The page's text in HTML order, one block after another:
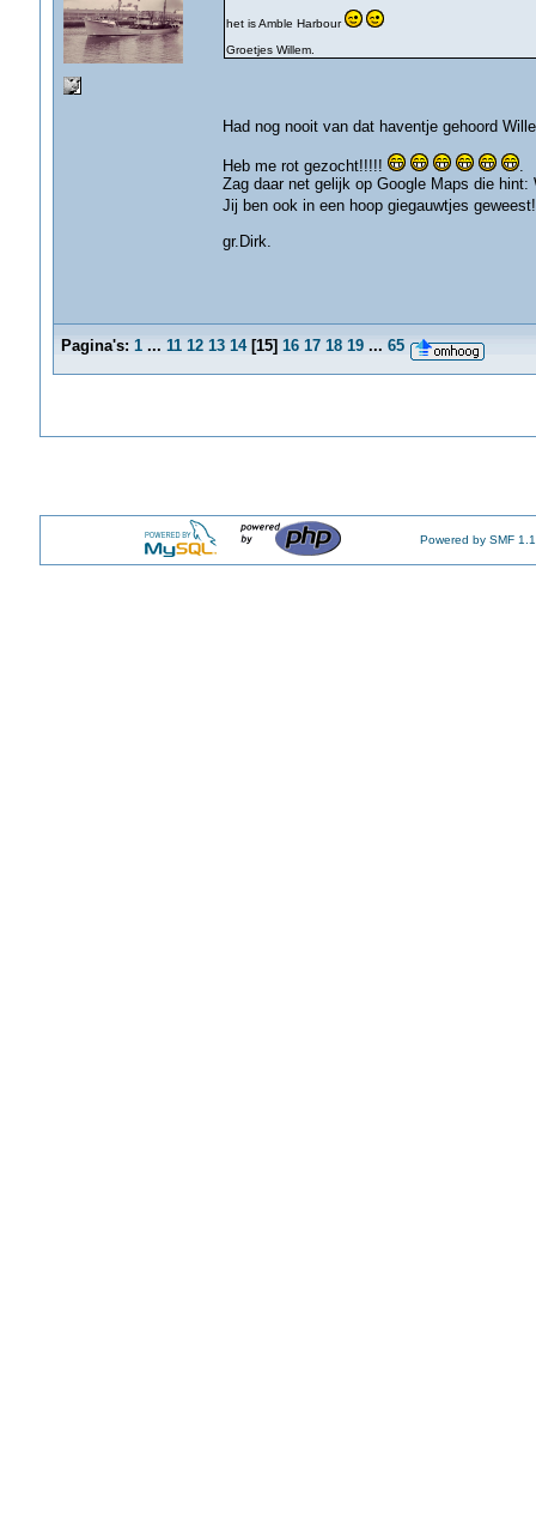
het is Amble Harbour
Groetjes Willem.
Had nog nooit van dat haventje gehoord
Heb me rot gezocht!!!!!
.
Zag daar net gelijk op Google Maps die hint:
Jij ben ook in een hoop giegauwtjes
gr.Dirk.
Pagina's: 1 ... 11 12 13 14[15] 16 17 18 19 ... 65
Powered by SMF